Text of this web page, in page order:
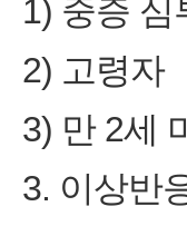
1) 중증 심
2) 고령자
3) 만 2세
3. 이상반